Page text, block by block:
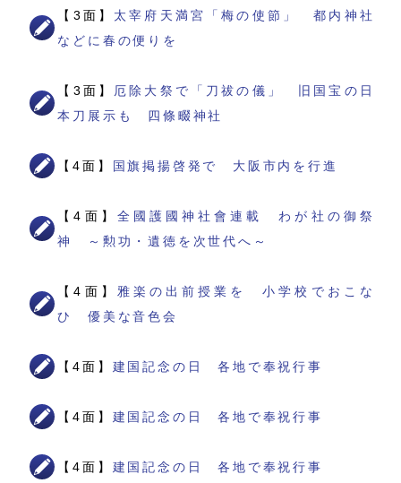
【3面】 太宰府天満宮「梅の使節」 都内神社
などに春の便りを
【3面】
厄除大祭で「刀祓の儀」 旧国宝の日
本刀展示も 四條畷神社
【4面】 国旗掲揚啓発で 大阪市内を行進
【4面】 全國護國神社會連載 わが社の御祭
神 ～勲功・遺徳を次世代へ～
【4面】 雅楽の出前授業を 小学校でおこな
ひ 優美な音色会
【4面】 建国記念の日 各地で奉祝行事
【4面】 建国記念の日 各地で奉祝行事
【4面】 建国記念の日 各地で奉祝行事